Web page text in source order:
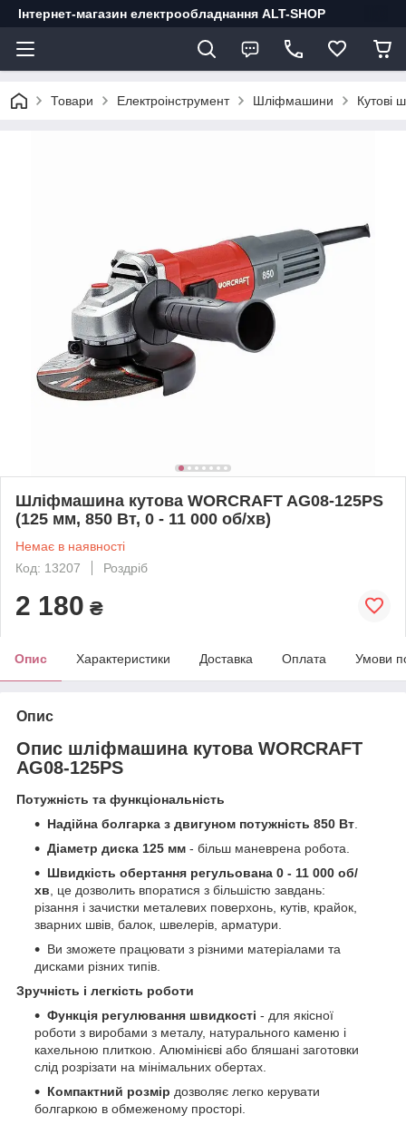
Інтернет-магазин електрообладнання ALT-SHOP
Товари Електроінструмент Шліфмашини Кутові
Шліфмашина кутова WORCRAFT AG08-125PS
(125 мм, 850 Вт, 0 - 11 000 об/хв)
Немає в наявності
Код: 13207
Роздріб
2 180 ₴
Опис Характеристики Доставка Оплата Умови
Опис
Опис шліфмашина кутова WORCRAFT
AG08-125PS
Потужність та функціональність
Надійна болгарка з двигуном потужність 850 Вт.
Діаметр диска 125 мм - більш маневрена робота.
Швидкість обертання регульована 0 - 11 000 об/
хв, це дозволить впоратися з більшістю завдань:
різання і зачистки металевих поверхонь, кутів, крайок,
зварних швів, балок, швелерів, арматури.
Ви зможете працювати з різними матеріалами та
дисками різних типів.
Зручність і легкість роботи
Функція регулювання швидкості - для якісної
роботи з виробами з металу, натурального каменю і
кахельною плиткою. Алюмінієві або бляшані заготовки
слід розрізати на мінімальних обертах.
Компактний розмір дозволяє легко керувати
болгаркою в обмеженому просторі.